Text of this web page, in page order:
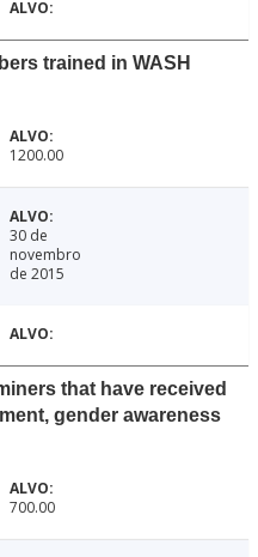
trained in WASH
1200.00
30 de
novembro
de 2015
that have received
gender awareness
700.00